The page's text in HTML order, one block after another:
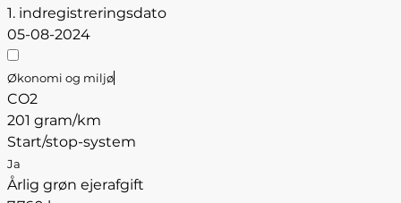
1. indregistreringsdato
05-08-2024
Økonomi og miljø
CO2
201 gram/km
Start/stop-system
Ja
Årlig grøn ejerafgift